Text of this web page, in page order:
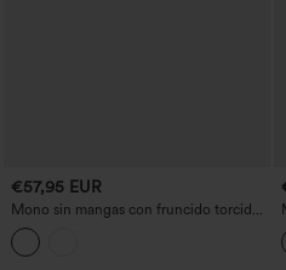
€57,95 EUR
Mono sin mangas con fruncido torcido,
cremallera invisible, sujetador integrado,
rayas, tejido tipo waffle y bolsillos —
Easy Peezy